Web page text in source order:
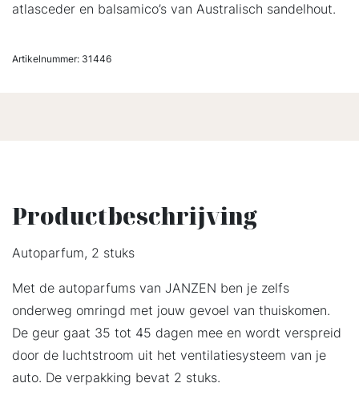
atlasceder en balsamico’s van Australisch sandelhout.
Artikelnummer: 31446
Productbeschrijving
Autoparfum, 2 stuks
Met de autoparfums van JANZEN ben je zelfs
onderweg omringd met jouw gevoel van thuiskomen.
De geur gaat 35 tot 45 dagen mee en wordt verspreid
door de luchtstroom uit het ventilatiesysteem van je
auto. De verpakking bevat 2 stuks.